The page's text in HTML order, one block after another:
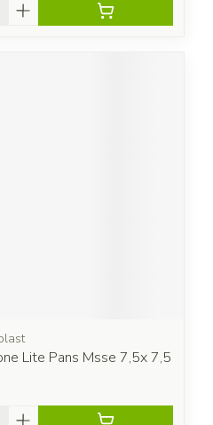
Lite Pans Msse 7,5x 7,5